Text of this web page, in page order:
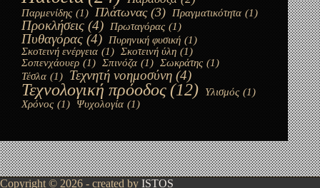
Παρμενίδης (1) Πλάτωνας (3) Πραγματικότητα (1)
Προκλήσεις (4) Πρωταγόρας (1)
Πυθαγόρας (4) Πυρηνική φυσική (1)
Σκοτεινή ενέργεια (1) Σκοτεινή ύλη (1)
Σοπενχάουερ (1) Σπινόζα (1) Σωκράτης (1)
Τέσλα (1) Τεχνητή νοημοσύνη (4)
Τεχνολογική πρόοδος(12) Υλισμός (1)
Χρόνος (1) Ψυχολογία (1)
Copyright © 2026 - created by ISTOS